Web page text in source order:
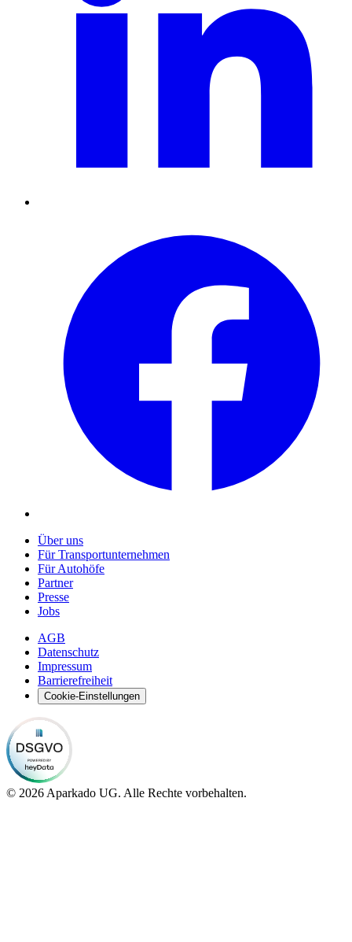
Über uns
Für Transportunternehmen
Für Autohöfe
Partner
Presse
Jobs
AGB
Datenschutz
Impressum
Barrierefreiheit
Cookie-Einstellungen
© 2026 Aparkado UG. Alle Rechte vorbehalten.